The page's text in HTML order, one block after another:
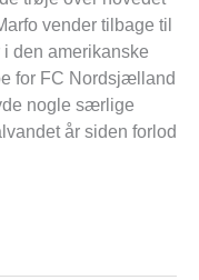
vender tilbage til
den amerikanske
for FC Nordsjælland
nogle særlige
år siden forlod